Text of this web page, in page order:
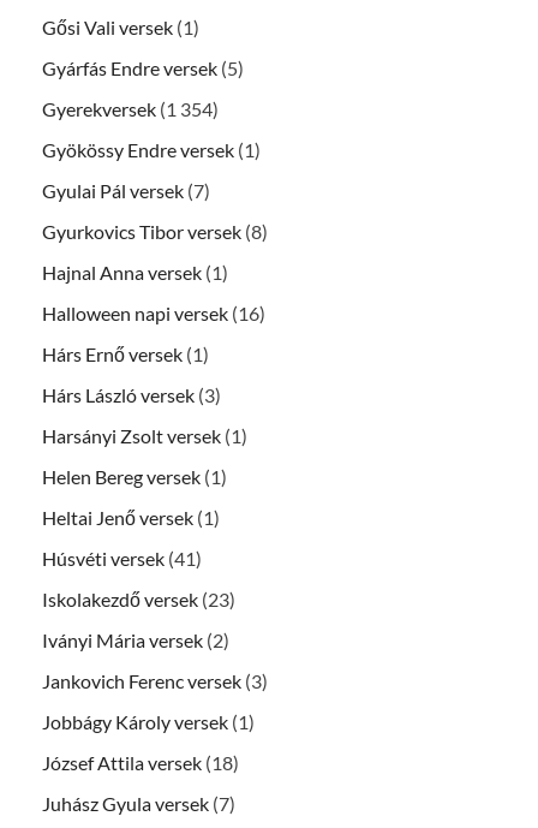
Gősi Vali versek (1)
Gyárfás Endre versek (5)
Gyerekversek (1 354)
Gyökössy Endre versek (1)
Gyulai Pál versek (7)
Gyurkovics Tibor versek (8)
Hajnal Anna versek (1)
Halloween napi versek (16)
Hárs Ernő versek (1)
Hárs László versek (3)
Harsányi Zsolt versek (1)
Helen Bereg versek (1)
Heltai Jenő versek (1)
Húsvéti versek (41)
Iskolakezdő versek (23)
Iványi Mária versek (2)
Jankovich Ferenc versek (3)
Jobbágy Károly versek (1)
József Attila versek (18)
Juhász Gyula versek (7)